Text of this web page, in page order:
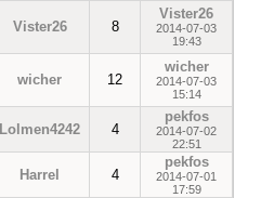
Vister26 8
Vister26
2014-07-03
19:43
wicher 12
wicher
2014-07-03
15:14
Lolmen4242 4
pekfos
2014-07-02
22:51
Harrel 4
pekfos
2014-07-01
17:59